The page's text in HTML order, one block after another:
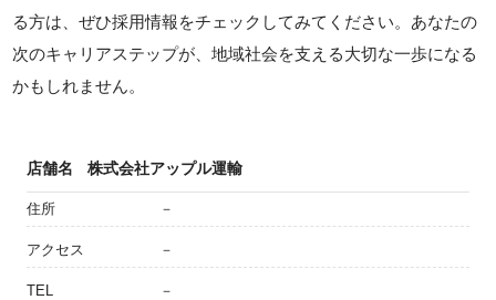
る方は、ぜひ採用情報をチェックしてみてください。あなたの
次のキャリアステップが、地域社会を支える大切な一歩になる
かもしれません。
店舗名 株式会社アップル運輸
住所 －
アクセス －
TEL －